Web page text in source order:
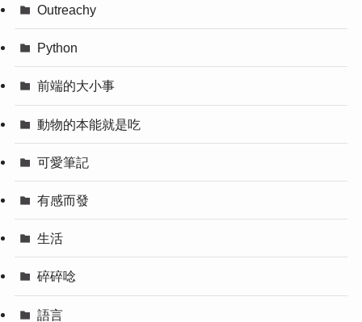
Outreachy
Python
前端的大小事
動物的本能就是吃
可愛筆記
有感而發
生活
碎碎唸
語言